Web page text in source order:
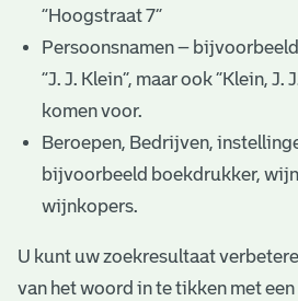
“Hoogstraat 7”
Persoonsnamen –
“J. J. Klein”, maar ook ”Klein, J.
komen voor.
Beroepen, Bedrijven,
bijvoorbeeld boekdrukker,
wijnkopers.
U kunt uw zoekresultaat
van het woord in te tikken met een